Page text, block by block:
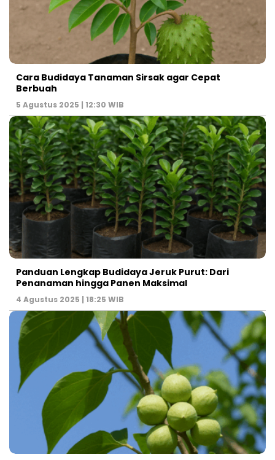
Cara Budidaya Tanaman Sirsak agar Cepat
Berbuah
5 Agustus 2025 | 12:30 WIB
Panduan Lengkap Budidaya Jeruk Purut: Dari
Penanaman hingga Panen Maksimal
4 Agustus 2025 | 18:25 WIB